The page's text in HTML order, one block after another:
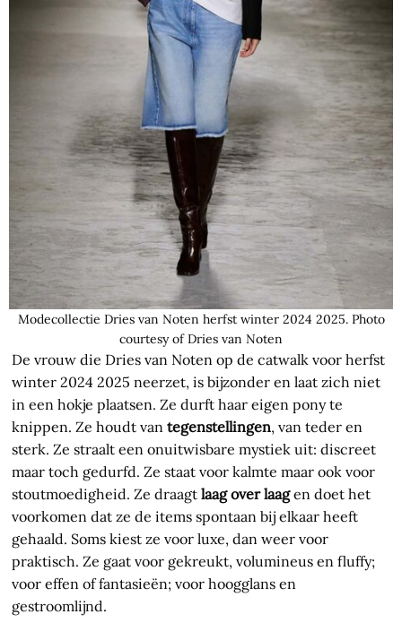
Modecollectie Dries van Noten herfst winter 2024 2025. Photo
courtesy of Dries van Noten
De vrouw die Dries van Noten op de catwalk voor herfst
winter 2024 2025 neerzet, is bijzonder en laat zich niet
in een hokje plaatsen. Ze durft haar eigen pony te
knippen. Ze houdt vantegenstellingen, van teder en
sterk. Ze straalt een onuitwisbare mystiek uit: discreet
maar toch gedurfd. Ze staat voor kalmte maar ook voor
stoutmoedigheid. Ze draagtlaag over laagen doet het
voorkomen dat ze de items spontaan bij elkaar heeft
gehaald. Soms kiest ze voor luxe, dan weer voor
praktisch. Ze gaat voor gekreukt, volumineus en fluffy;
voor effen of fantasieën; voor hoogglans en
gestroomlijnd.